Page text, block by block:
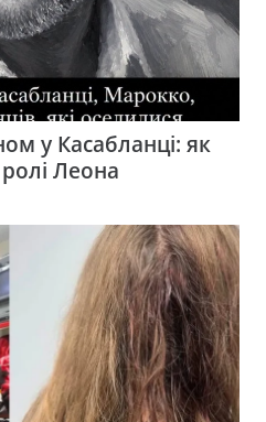
у Касабланці: як
Леона